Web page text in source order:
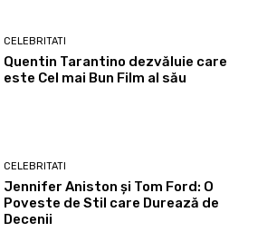
CELEBRITATI
Quentin Tarantino dezvăluie care
este Cel mai Bun Film al său
CELEBRITATI
Jennifer Aniston și Tom Ford: O
Poveste de Stil care Durează de
Decenii